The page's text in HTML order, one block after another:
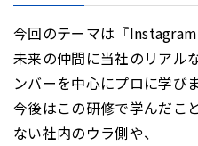
今回のテーマは『Instagram
未来の仲間に当社のリアル
ンバーを中心にプロに学び
今後はこの研修で学んだこ
ない社内のウラ側や、